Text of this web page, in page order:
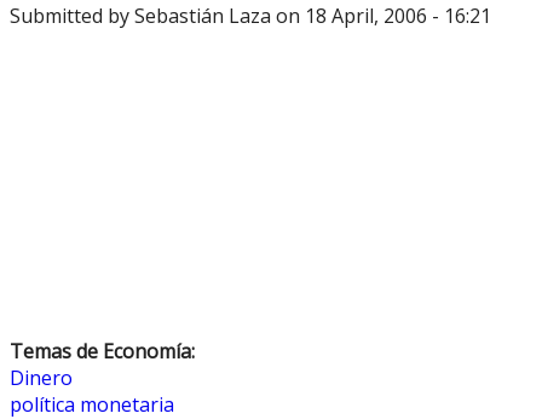
Submitted bySebastián Laza on 18 April, 2006 - 16:21
Temas de Economía:
Dinero
política monetaria